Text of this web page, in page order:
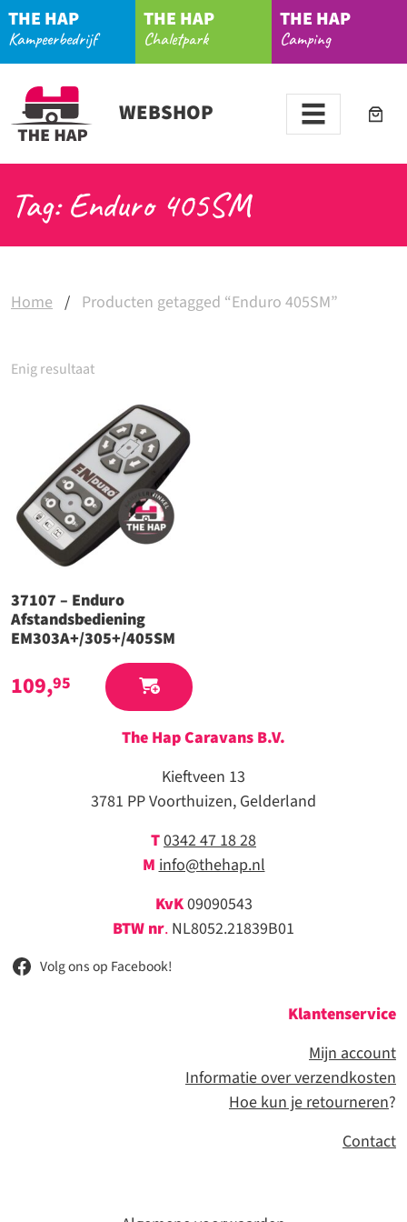
THE HAP
Kampeerbedrijf
THE HAP
Chaletpark
THE HAP
Camping
WEBSHOP
Tag: Enduro 405SM
Home / Producten getagged “Enduro 405SM”
Enig resultaat
37107 – Enduro
Afstandsbediening
EM303A+/305+/405SM
109,95
The Hap Caravans B.V.
Kieftveen 13
3781 PP Voorthuizen, Gelderland
T0342 47 18 28
M info@thehap.nl
KvK09090543
BTW nr. NL8052.21839B01
Volg ons op Facebook!
Klantenservice
Mijn account
Informatie over verzendkosten
Hoe kun je retourneren?
Contact